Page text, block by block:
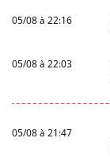
05/08 à 22:16
05/08 à 22:03
05/08 à 21:47